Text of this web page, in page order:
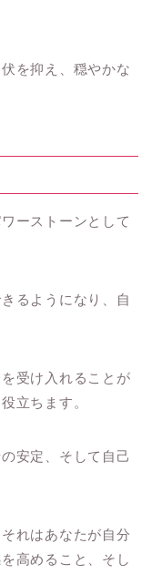
を抑え、穏やかな
ーストーンとして
るようになり、自
受け入れることが
立ちます。
安定、そして自己
れはあなたが自分
高めること、そし